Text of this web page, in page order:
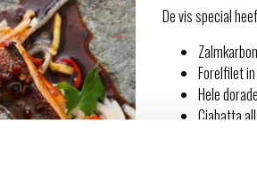
De vis special
Forelfilet
Hele dorade
Ciabatta